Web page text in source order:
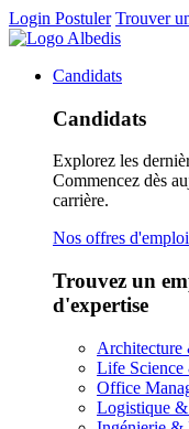
Login Postuler Trouver
Candidats
Candidats
Explorez les
Commencez dès
carrière.
Nos offres d'emploi
Trouvez un
d'expertise
Life Science
Office
Logistique